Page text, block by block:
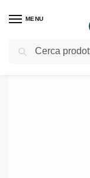
MENU
Home Shop